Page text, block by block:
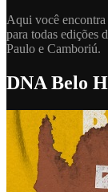
Aqui você
para todas edições
Paulo e Camboriú.
DNA Belo